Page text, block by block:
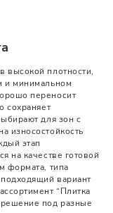
высокой плотности,
и минимальном
переносит
сохраняет
для зон с
износостойкость
этап
на качестве готовой
формата, типа
вариант
“Плитка
решение под разные